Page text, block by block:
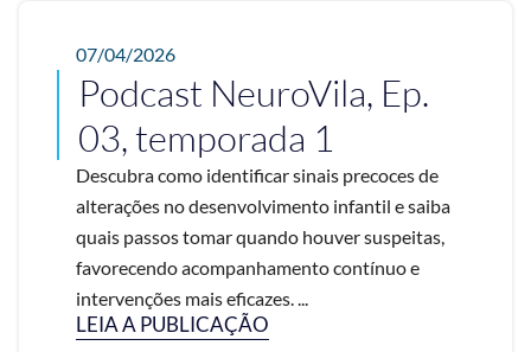
07/04/2026
Podcast NeuroVila, Ep.
03, temporada 1
Descubra como identificar sinais precoces de
alterações no desenvolvimento infantil e saiba
quais passos tomar quando houver suspeitas,
favorecendo acompanhamento contínuo e
intervenções mais eficazes. ...
LEIA A PUBLICAÇÃO